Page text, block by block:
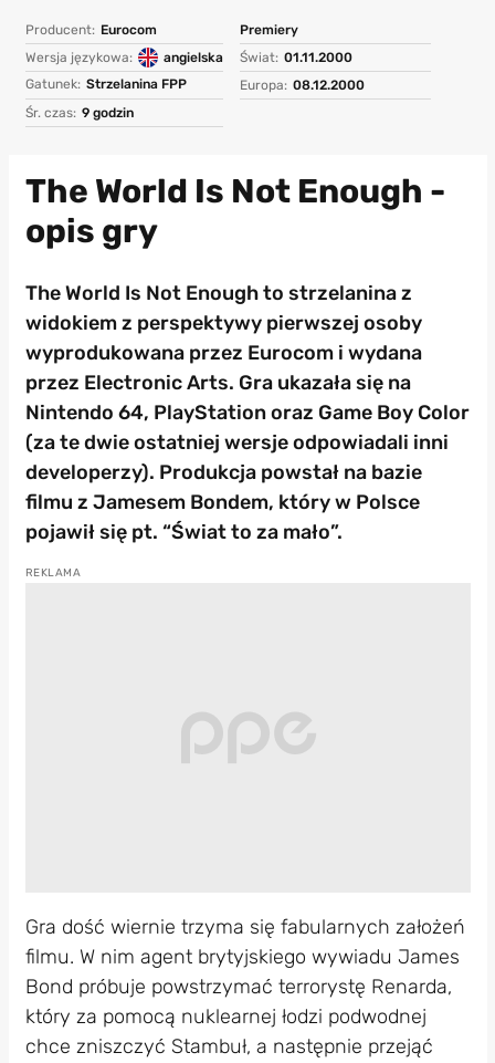
Producent: Eurocom
Wersja językowa:
angielska
Gatunek: Strzelanina FPP
Śr. czas: 9 godzin
Premiery
Świat: 01.11.2000
Europa: 08.12.2000
The World Is Not Enough -
opis gry
The World Is Not Enough to strzelanina z
widokiem z perspektywy pierwszej osoby
wyprodukowana przez Eurocom i wydana
przez Electronic Arts. Gra ukazała się na
Nintendo 64, PlayStation oraz Game Boy Color
(za te dwie ostatniej wersje odpowiadali inni
developerzy). Produkcja powstał na bazie
filmu z Jamesem Bondem, który w Polsce
pojawił się pt. “Świat to za mało”.
Gra dość wiernie trzyma się fabularnych założeń
filmu. W nim agent brytyjskiego wywiadu James
Bond próbuje powstrzymać terrorystę Renarda,
który za pomocą nuklearnej łodzi podwodnej
chce zniszczyć Stambuł, a następnie przejąć